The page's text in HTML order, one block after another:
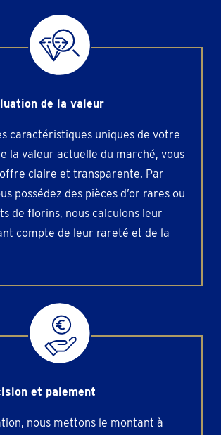
de la valeur
caractéristiques uniques de votre
la valeur actuelle du marché, vous
claire et transparente. Par
possédez des pièces d’or rares ou
de florins, nous calculons leur
compte de leur rareté et de la
et paiement
nous mettons le montant à